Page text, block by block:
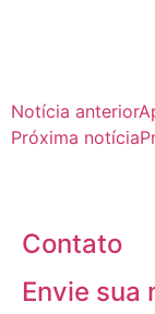
Notícia anterior
Próxima notícia
Contato
Envie sua